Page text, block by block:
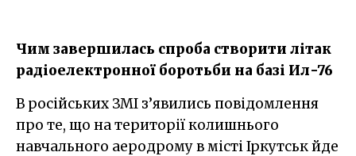
Чим завершилась спроба створити літак
радіоелектронної боротьби на базі Ил-76
В російських ЗМІ з’явились повідомлення
про те, що на території колишнього
навчального аеродрому в місті Іркутськ йде